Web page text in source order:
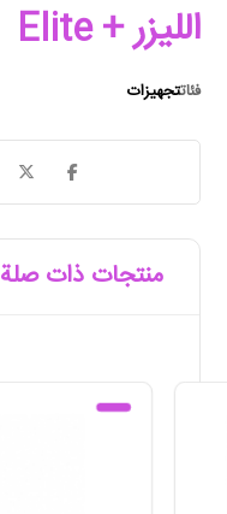
الليزر + Elite
فئاتتجهیزات
منتجات ذات صلة